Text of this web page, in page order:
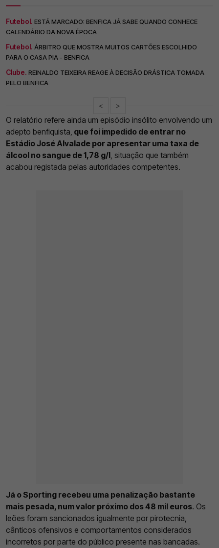
Futebol. ESTÁ MARCADO: BENFICA JÁ SABE QUANDO CONHECE
CALENDÁRIO DA NOVA ÉPOCA
Futebol. ÁRBITRO QUE MOSTRA MUITOS CARTÕES ESCOLHIDO
PARA O CASA PIA - BENFICA
Clube. REINALDO TEIXEIRA REAGE À DECISÃO DRÁSTICA TOMADA
PELO BENFICA
< >
O relatório refere ainda um episódio insólito envolvendo um
adepto benfiquista, que foi impedido de entrar no
Estádio José Alvalade por apresentar uma taxa de
álcool no sangue de 1,78 g/l, situação que também
acabou registada pelas autoridades competentes.
Já o Sporting recebeu uma penalização bastante
mais pesada, num valor próximo dos 48 mil euros. Os
leões foram sancionados igualmente por pirotecnia,
cânticos ofensivos e comportamentos considerados
incorretos por parte do público presente nas bancadas.